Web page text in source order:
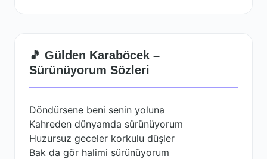
🎵 Gülden Karaböcek –
Sürünüyorum Sözleri
Döndürsene beni senin yoluna
Kahreden dünyamda sürünüyorum
Huzursuz geceler korkulu düşler
Bak da gör halimi sürünüyorum